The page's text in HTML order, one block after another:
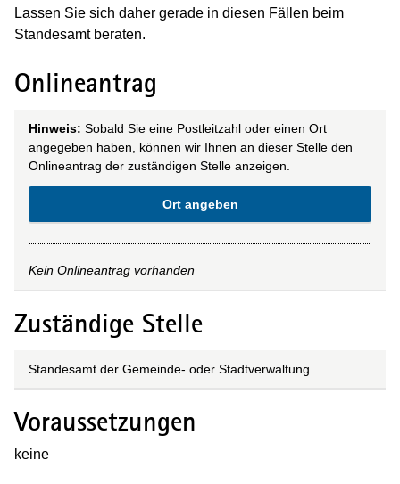
Lassen Sie sich daher gerade in diesen Fällen beim
Standesamt beraten.
Onlineantrag
Hinweis: Sobald Sie eine Postleitzahl oder einen Ort
angegeben haben, können wir Ihnen an dieser Stelle den
Onlineantrag der zuständigen Stelle anzeigen.
Ort angeben
Kein Onlineantrag vorhanden
Zuständige Stelle
Standesamt der Gemeinde- oder Stadtverwaltung
Voraussetzungen
keine